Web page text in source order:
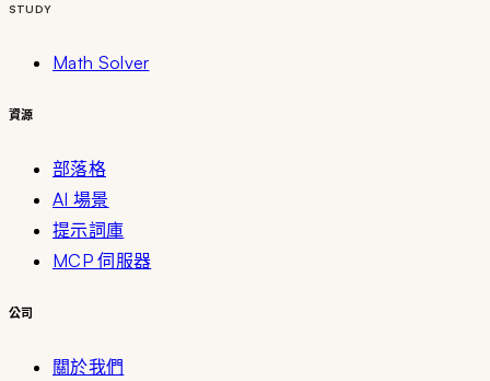
STUDY
Math Solver
資源
部落格
AI 場景
提示詞庫
MCP 伺服器
公司
關於我們